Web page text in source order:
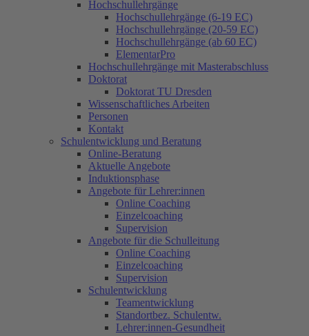
Hochschullehrgänge
Hochschullehrgänge (6-19 EC)
Hochschullehrgänge (20-59 EC)
Hochschullehrgänge (ab 60 EC)
ElementarPro
Hochschullehrgänge mit Masterabschluss
Doktorat
Doktorat TU Dresden
Wissenschaftliches Arbeiten
Personen
Kontakt
Schulentwicklung und Beratung
Online-Beratung
Aktuelle Angebote
Induktionsphase
Angebote für Lehrer:innen
Online Coaching
Einzelcoaching
Supervision
Angebote für die Schulleitung
Online Coaching
Einzelcoaching
Supervision
Schulentwicklung
Teamentwicklung
Standortbez. Schulentw.
Lehrer:innen-Gesundheit